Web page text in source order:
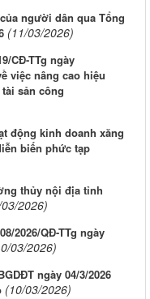
người dân qua Tổng
(11/03/2026)
CĐ-TTg ngày
việc nâng cao hiệu
sản công
động kinh doanh xăng
biến phức tạp
thủy nội địa tỉnh
2026)
2026/QĐ-TTg ngày
03/2026)
ngày 04/3/2026
(10/03/2026)